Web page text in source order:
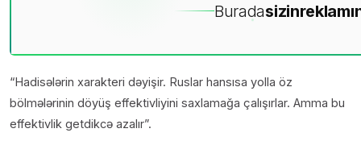
Buradasizin
“Hadisələrin xarakteri dəyişir. Ruslar hansısa yolla öz
bölmələrinin döyüş effektivliyini saxlamağa çalışırlar. Amma bu
effektivlik getdikcə azalır”.